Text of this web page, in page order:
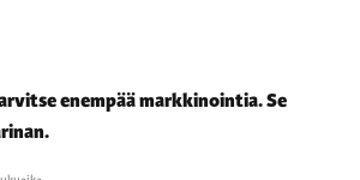
enempää markkinointia. Se